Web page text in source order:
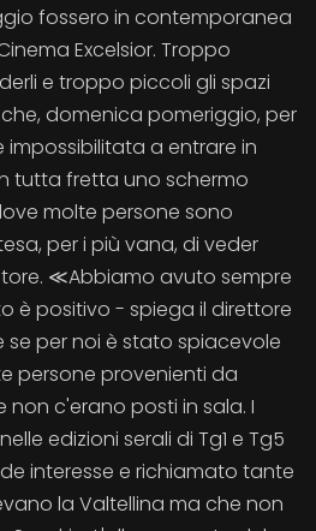
fossero in contemporanea
Excelsior. Troppo
e troppo piccoli gli spazi
domenica pomeriggio, per
a entrare in
tutta fretta uno schermo
molte persone sono
per i più vana, di veder
≪Abbiamo avuto sempre
è positivo - spiega il direttore
se per noi è stato spiacevole
persone provenienti da
non c'erano posti in sala. I
edizioni serali di Tg1 e Tg5
interesse e richiamato tante
la Valtellina ma che non